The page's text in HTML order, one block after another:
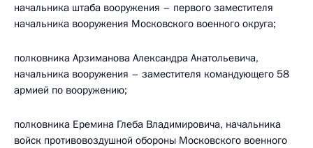
начальника штаба вооружения – первого заместителя
начальника вооружения Московского военного округа;
полковника Арзиманова Александра Анатольевича,
начальника вооружения – заместителя командующего 58
армией по вооружению;
полковника Еремина Глеба Владимировича, начальника
войск противовоздушной обороны Московского военного